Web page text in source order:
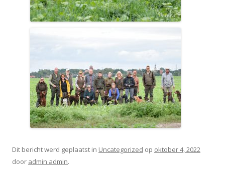
Dit bericht werd geplaatst in Uncategorized op oktober 4, 2022
door admin admin.